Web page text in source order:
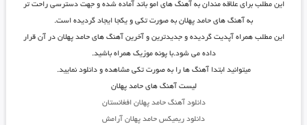
این مطلب برای علاقه مندان به آهنگ های امو باند آماده شده و جهت دسترسی راحت تر
به آهنگ های حامد پهلان به صورت تکی و یکجا ایجاد گردیده است.
این مطلب همراه آپدیت گردیده و جدیدترین و آخرین آهنگ های حامد پهلان در آن قرار
داده می شود.با پونه موزیک همراه باشید.
میتوانید ابتدا آهنگ ها را به صورت تکی مشاهده و دانلود نمایید.
لیست آهنگ های حامد پهلان
دانلود آهنگ حامد پهلان افغانستان
دانلود ریمیکس حامد پهلان آرامش